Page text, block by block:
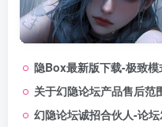
隐Box最新版下载-极致模
关于幻隐论坛产品售后范
幻隐论坛诚招合伙人-论